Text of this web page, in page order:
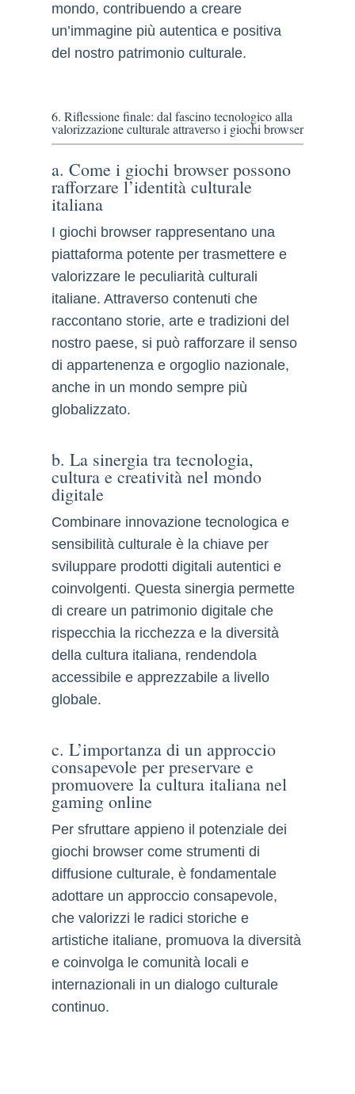
mondo, contribuendo a creare
un’immagine più autentica e positiva
del nostro patrimonio culturale.
6. Riflessione finale: dal fascino tecnologico alla
valorizzazione culturale attraverso i giochi browser
a. Come i giochi browser possono
rafforzare l’identità culturale
italiana
I giochi browser rappresentano una
piattaforma potente per trasmettere e
valorizzare le peculiarità culturali
italiane. Attraverso contenuti che
raccontano storie, arte e tradizioni del
nostro paese, si può rafforzare il senso
di appartenenza e orgoglio nazionale,
anche in un mondo sempre più
globalizzato.
b. La sinergia tra tecnologia,
cultura e creatività nel mondo
digitale
Combinare innovazione tecnologica e
sensibilità culturale è la chiave per
sviluppare prodotti digitali autentici e
coinvolgenti. Questa sinergia permette
di creare un patrimonio digitale che
rispecchia la ricchezza e la diversità
della cultura italiana, rendendola
accessibile e apprezzabile a livello
globale.
c. L’importanza di un approccio
consapevole per preservare e
promuovere la cultura italiana nel
gaming online
Per sfruttare appieno il potenziale dei
giochi browser come strumenti di
diffusione culturale, è fondamentale
adottare un approccio consapevole,
che valorizzi le radici storiche e
artistiche italiane, promuova la diversità
e coinvolga le comunità locali e
internazionali in un dialogo culturale
continuo.